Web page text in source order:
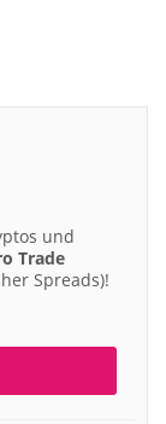
und
Trade
Spreads)!